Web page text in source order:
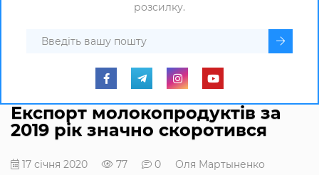
розсилку.
Експорт молокопродуктів за
2019 рік значно скоротився
17 січня 2020 77 0 Оля Мартыненко